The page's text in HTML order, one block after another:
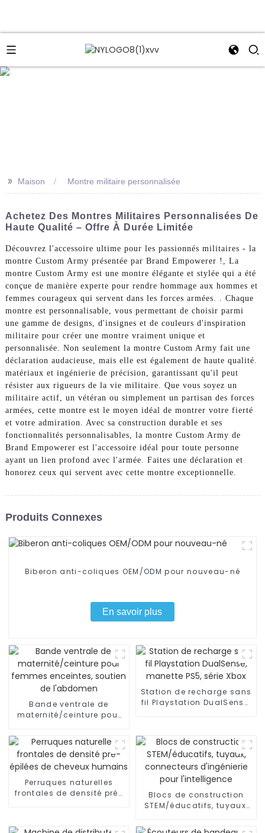
>> Maison Montre militaire personnalisée
Achetez Des Montres Militaires Personnalisées De
Haute Qualité – Offre À Durée Limitée
Découvrez l'accessoire ultime pour les passionnés militaires - la
montre Custom Army présentée par Brand Empowerer !, La
montre Custom Army est une montre élégante et stylée qui a été
conçue de manière experte pour rendre hommage aux hommes et
femmes courageux qui servent dans les forces armées. . Chaque
montre est personnalisable, vous permettant de choisir parmi
une gamme de designs, d'insignes et de couleurs d'inspiration
militaire pour créer une montre vraiment unique et
personnalisée. Non seulement la montre Custom Army fait une
déclaration audacieuse, mais elle est également de haute qualité.
matériaux et ingénierie de précision, garantissant qu'il peut
résister aux rigueurs de la vie militaire. Que vous soyez un
militaire actif, un vétéran ou simplement un partisan des forces
armées, cette montre est le moyen idéal de montrer votre fierté
et votre admiration. Avec sa construction durable et ses
fonctionnalités personnalisables, la montre Custom Army de
Brand Empowerer est l'accessoire idéal pour toute personne
ayant un lien profond avec l'armée. Faites une déclaration et
honorez ceux qui servent avec cette montre exceptionnelle.
Produits Connexes
Biberon anti-coliques OEM/ODM pour nouveau-né
En savoir plus
Bande ventrale de
maternité/ceinture pour
soutien de l'abdomen
Station de recharge sans
fil Playstation DualSense,
Perruques naturelles
frontales de densité pré-
Blocs de construction
STEM/éducatifs, tuyaux,
pour l'intelligence